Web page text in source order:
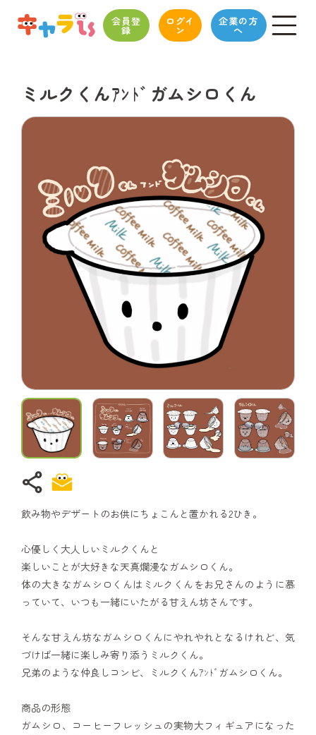
会員登
録
ログイ
ン
企業の方
へ
ミルクくんｱﾝﾄﾞガムシロくん
share
飲み物やデザートのお供にちょこんと置かれる2ひき。
心優しく大人しいミルクくんと
楽しいことが大好きな天真爛漫なガムシロくん。
体の大きなガムシロくんはミルクくんをお兄さんのように慕
っていて、いつも一緒にいたがる甘えん坊さんです。
そんな甘えん坊なガムシロくんにやれやれとなるけれど、気
づけば一緒に楽しみ寄り添うミルクくん。
兄弟のような仲良しコンビ、ミルクくんｱﾝﾄﾞガムシロくん。
商品の形態
ガムシロ、コーヒーフレッシュの実物大フィギュアになった